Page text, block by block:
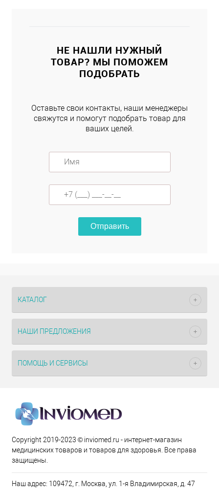
НЕ НАШЛИ НУЖНЫЙ
ТОВАР? МЫ ПОМОЖЕМ
ПОДОБРАТЬ
Оставьте свои контакты, наши менеджеры
свяжутся и помогут подобрать товар для
ваших целей.
Отправить
КАТАЛОГ
НАШИ ПРЕДЛОЖЕНИЯ
ПОМОЩЬ И СЕРВИСЫ
Copyright 2019-2023 © inviomed.ru - интернет-магазин
медицинских товаров и товаров для здоровья. Все права
защищены.
Наш адрес: 109472, г. Москва, ул. 1-я Владимирская, д. 47